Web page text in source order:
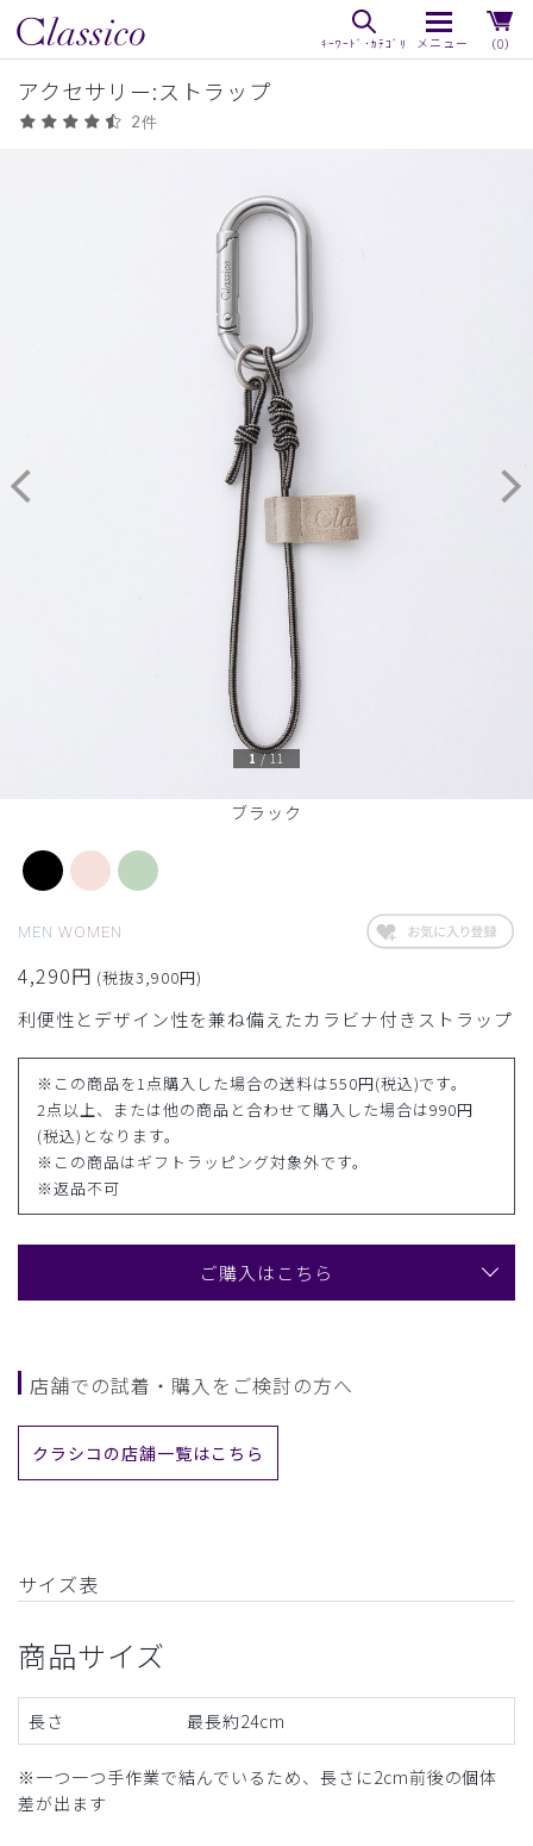
（0）
アクセサリー:ストラップ
2件
ブラック
1/11
MEN WOMEN
4,290円 (税抜3,900円)
利便性とデザイン性を兼ね備えたカラビナ付きストラップ
※この商品を1点購入した場合の送料は550円(税込)です。
2点以上、または他の商品と合わせて購入した場合は990円
(税込)となります。
※この商品はギフトラッピング対象外です。
※返品不可
ご購入はこちら
店舗での試着・購入をご検討の方へ
クラシコの店舗一覧はこちら
サイズ表
商品サイズ
長さ 最長約24cm
※一つ一つ手作業で結んでいるため、長さに2cm前後の個体
差が出ます